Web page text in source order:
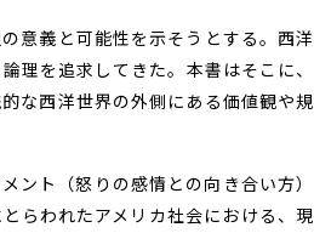
意義と可能性を示そうとする。西洋
理を追求してきた。本書はそこに、
な西洋世界の外側にある価値観や規
ント（怒りの感情との向き合い方）
らわれたアメリカ社会における、現